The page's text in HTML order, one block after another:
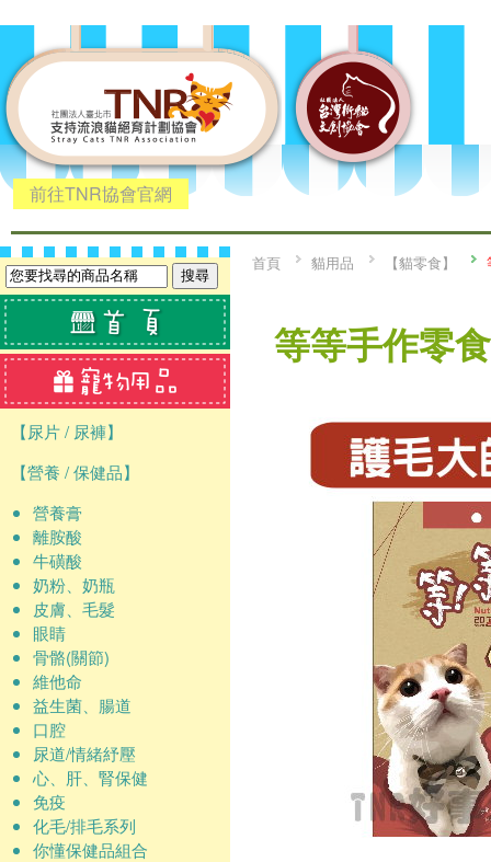
前往TNR協會官網
【尿片 / 尿褲】
【營養 / 保健品】
營養膏
離胺酸
牛磺酸
奶粉、奶瓶
皮膚、毛髮
眼睛
骨骼(關節)
維他命
益生菌、腸道
口腔
尿道/情緒紓壓
心、肝、腎保健
免疫
化毛/排毛系列
你懂保健品組合
首頁 貓用品 【貓零食】
等等手作零